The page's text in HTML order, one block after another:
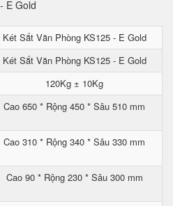
Két Sắt Văn Phòng KS125 - E Gold
Két Sắt Văn Phòng KS125 - E Gold
120Kg ± 10Kg
Cao 650 * Rộng 450 * Sâu 510 mm
Cao 310 * Rộng 340 * Sâu 330 mm
Cao 90 * Rộng 230 * Sâu 300 mm